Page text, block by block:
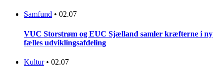
Samfund • 02.07
VUC Storstrøm og EUC Sjælland samler kræfterne i ny
fælles udviklingsafdeling
Kultur • 02.07